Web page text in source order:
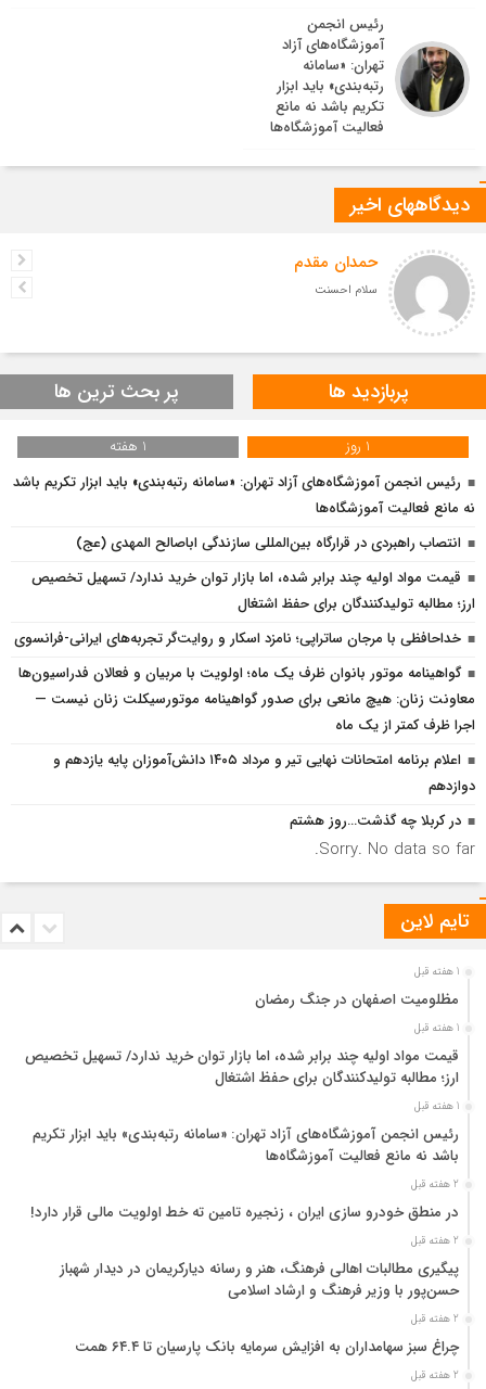
رئیس انجمن
آموزشگاه‌های آزاد
تهران: «سامانه
رتبه‌بندی» باید ابزار
تکریم باشد نه مانع
فعالیت آموزشگاه‌ها
دیدگاههای اخیر
حمدان مقدم
سلام احسنت
پربازدید ها پر بحث ترین ها
1 روز
1 هفته
رئیس انجمن آموزشگاه‌های آزاد تهران: «سامانه رتبه‌بندی» باید ابزار تکریم باشد
نه مانع فعالیت آموزشگاه‌ها
انتصاب راهبردی در قرارگاه بین‌المللی سازندگی اباصالح المهدی (عج)
قیمت مواد اولیه چند برابر شده، اما بازار توان خرید ندارد/ تسهیل تخصیص
ارز؛ مطالبه تولیدکنندگان برای حفظ اشتغال
خداحافظی با مرجان ساتراپی؛ نامزد اسکار و روایت‌گر تجربه‌های ایرانی-فرانسوی
گواهینامه موتور بانوان ظرف یک ماه؛ اولویت با مربیان و فعالان فدراسیون‌ها
معاونت زنان: هیچ مانعی برای صدور گواهینامه موتورسیکلت زنان نیست —
اجرا ظرف کمتر از یک ماه
اعلام برنامه امتحانات نهایی تیر و مرداد ۱۴۰۵ دانش‌آموزان پایه یازدهم و
دوازدهم
در کربلا چه گذشت…روز هشتم
Sorry. No data so far.
تایم لاین
1 هفته قبل
مظلومیت اصفهان در جنگ رمضان
1 هفته قبل
قیمت مواد اولیه چند برابر شده، اما بازار توان خرید ندارد/ تسهیل تخصیص
ارز؛ مطالبه تولیدکنندگان برای حفظ اشتغال
1 هفته قبل
رئیس انجمن آموزشگاه‌های آزاد تهران: «سامانه رتبه‌بندی» باید ابزار تکریم
باشد نه مانع فعالیت آموزشگاه‌ها
2 هفته قبل
در منطق خودرو سازی ایران ، زنجیره تامین ته خط اولویت مالی قرار دارد!
2 هفته قبل
پیگیری مطالبات اهالی فرهنگ، هنر و رسانه دیارکریمان در دیدار شهباز
حسن‌پور با وزیر فرهنگ و ارشاد اسلامی
2 هفته قبل
چراغ سبز سهامداران به افزایش سرمایه بانک پارسیان تا ۶۴.۴ همت
2 هفته قبل